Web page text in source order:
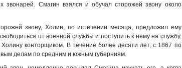
звонарей. Смагин взялся и обучал сторожей звону около
звону, Холин, по истечении месяца, предложил ему
от военной службы и поступить к нему на службу.
конторщиком. В течение более десяти лет, с 1867 по
делам по средним и южным губерниям.